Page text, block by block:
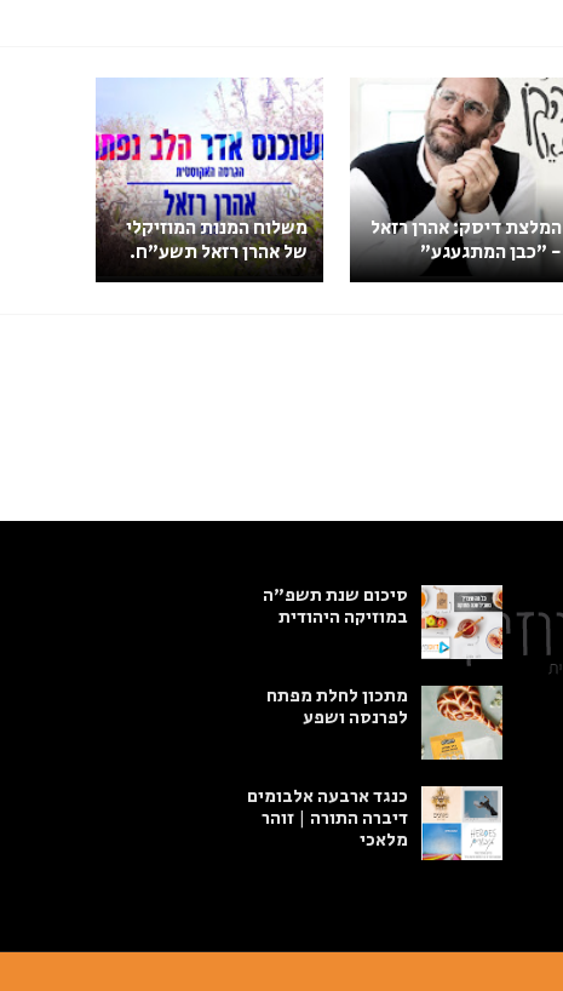
המלצת דיסק: אהרן רזאל
- "כבן המתגעגע"
משלוח המנות המוזיקלי
של אהרן רזאל תשע"ח.
סיכום שנת תשפ"ה
במוזיקה היהודית
מתכון לחלת מפתח
לפרנסה ושפע
כנגד ארבעה אלבומים
דיברה התורה | זוהר
מלאכי